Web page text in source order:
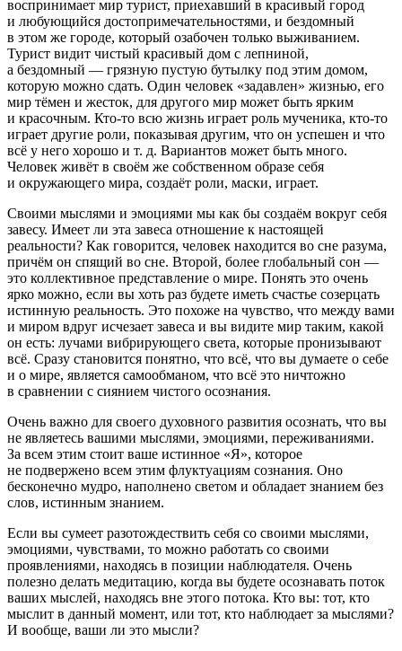
воспринимает мир турист, приехавший в красивый город
и любующийся достопримечательностями, и бездомный
в этом же городе, который озабочен только выживанием.
Турист видит чистый красивый дом с лепниной,
а бездомный — грязную пустую бутылку под этим домом,
которую можно сдать. Один человек «задавлен» жизнью, его
мир тёмен и жесток, для другого мир может быть ярким
и красочным. Кто-то всю жизнь играет роль мученика, кто-то
играет другие роли, показывая другим, что он успешен и что
всё у него хорошо и т. д. Вариантов может быть много.
Человек живёт в своём же собственном образе себя
и окружающего мира, создаёт роли, маски, играет.
Своими мыслями и эмоциями мы как бы создаём вокруг себя
завесу. Имеет ли эта завеса отношение к настоящей
реальности? Как говорится, человек находится во сне разума,
причём он спящий во сне. Второй, более глобальный сон —
это коллективное представление о мире. Понять это очень
ярко можно, если вы хоть раз будете иметь счастье созерцать
истинную реальность. Это похоже на чувство, что между вами
и миром вдруг исчезает завеса и вы видите мир таким, какой
он есть: лучами вибрирующего света, которые пронизывают
всё. Сразу становится понятно, что всё, что вы думаете о себе
и о мире, является самообманом, что всё это ничтожно
в сравнении с сиянием чистого осознания.
Очень важно для своего духовного развития осознать, что вы
не являетесь вашими мыслями, эмоциями, переживаниями.
За всем этим стоит ваше истинное «Я», которое
не подвержено всем этим флуктуациям сознания. Оно
бесконечно мудро, наполнено светом и обладает знанием без
слов, истинным знанием.
Если вы сумеет разотождествить себя со своими мыслями,
эмоциями, чувствами, то можно работать со своими
проявлениями, находясь в позиции наблюдателя. Очень
полезно делать медитацию, когда вы будете осознавать поток
ваших мыслей, находясь вне этого потока. Кто вы: тот, кто
мыслит в данный момент, или тот, кто наблюдает за мыслями?
И вообще, ваши ли это мысли?